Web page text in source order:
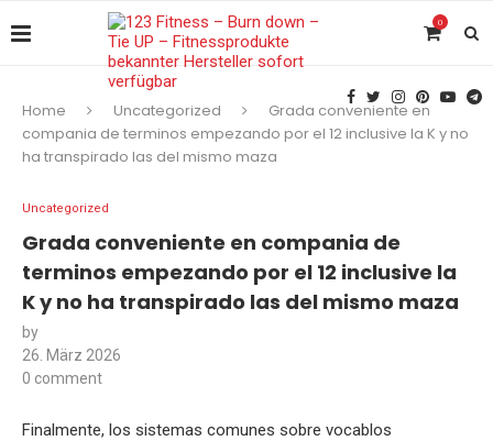
0
Home Uncategorized
Grada conveniente en
compania de terminos empezando por el 12 inclusive la K y no
ha transpirado las del mismo maza
Uncategorized
Grada conveniente en compania de
terminos empezando por el 12 inclusive la
K y no ha transpirado las del mismo maza
by
26. März 2026
0 comment
Finalmente, los sistemas comunes sobre vocablos